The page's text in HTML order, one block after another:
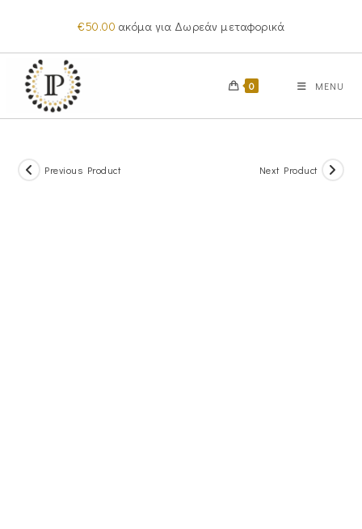
content
€50.00 ακόμα για Δωρεάν μεταφορικά
0 MENU
Previous Product Next Product